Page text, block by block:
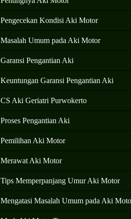
Pengecekan Kondisi Aki Motor
Masalah Umum pada Aki Motor
Garansi Pengantian Aki
Keuntungan Garansi Pengantian Aki
CS Aki Geriatri Purwokerto
Proses Pengantian Aki
Pemilihan Aki Motor
Merawat Aki Motor
Tips Memperpanjang Umur Aki Motor
Mengatasi Masalah Umum pada Aki